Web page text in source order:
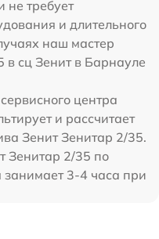
не требует
и длительного
наш мастер
в сц Зенит в Барнауле
центра
и рассчитает
Зенит Зенитар 2/35.
Зенитар 2/35 по
занимает 3-4 часа при